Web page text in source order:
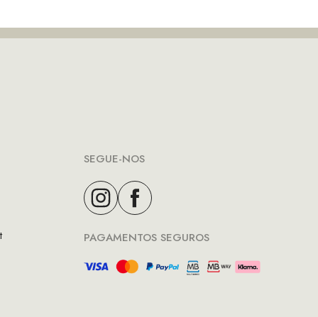
SEGUE-NOS
PAGAMENTOS SEGUROS